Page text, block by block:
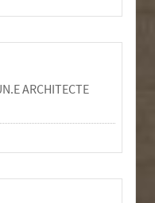
ARCHITECTE